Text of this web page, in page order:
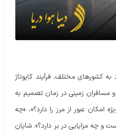
کشورهای مختلف، فرآیند کاپوتاژ
و مسافران زمینی در زمان تصمیم به
عبور از مرز را دارد؟»، «چه
و چه مزایایی در بر دارد؟». شایان